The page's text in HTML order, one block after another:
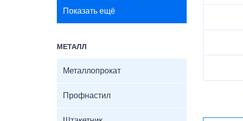
Показать ещё
МЕТАЛЛ
Металлопрокат
Профнастил